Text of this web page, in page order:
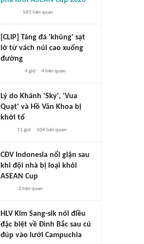
581 liên quan
[CLIP] Tảng đá 'khủng' sạt
lở từ vách núi cao xuống
đường
4 giờ 4liên quan
Lý do Khánh 'Sky', 'Vua
Quạt' và Hồ Văn Khoa bị
khởi tố
11 giờ 104liên quan
CĐV Indonesia nổi giận sau
khi đội nhà bị loại khỏi
ASEAN Cup
2 liên quan
HLV Kim Sang-sik nói điều
đặc biệt về Đình Bắc sau cú
đúp vào lưới Campuchia